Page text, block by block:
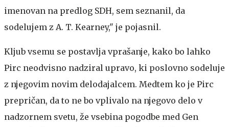
imenovan na predlog SDH, sem seznanil, da
sodelujem z A. T. Kearney," je pojasnil.
Kljub vsemu se postavlja vprašanje, kako bo lahko
Pirc neodvisno nadziral upravo, ki poslovno sodeluje
z njegovim novim delodajalcem. Medtem ko je Pirc
prepričan, da to ne bo vplivalo na njegovo delo v
nadzornem svetu, že vsebina pogodbe med Gen